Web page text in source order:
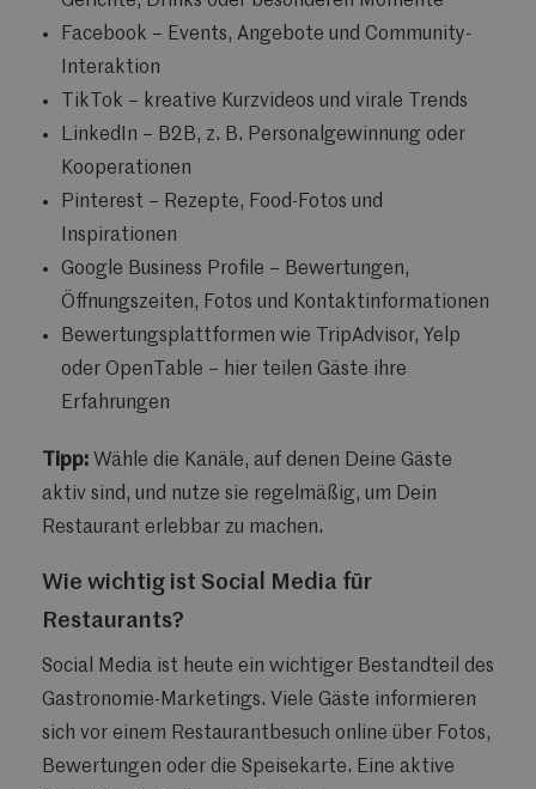
Facebook – Events, Angebote und Community-
Interaktion
TikTok – kreative Kurzvideos und virale Trends
LinkedIn – B2B, z. B. Personalgewinnung oder
Kooperationen
Pinterest – Rezepte, Food-Fotos und
Inspirationen
Google Business Profile – Bewertungen,
Öffnungszeiten, Fotos und Kontaktinformationen
Bewertungsplattformen wie TripAdvisor, Yelp
oder OpenTable – hier teilen Gäste ihre
Erfahrungen
Tipp: Wähle die Kanäle, auf denen Deine Gäste
aktiv sind, und nutze sie regelmäßig, um Dein
Restaurant erlebbar zu machen.
Wie wichtig ist Social Media für
Restaurants?
Social Media ist heute ein wichtiger Bestandteil des
Gastronomie-Marketings. Viele Gäste informieren
sich vor einem Restaurantbesuch online über Fotos,
Bewertungen oder die Speisekarte. Eine aktive